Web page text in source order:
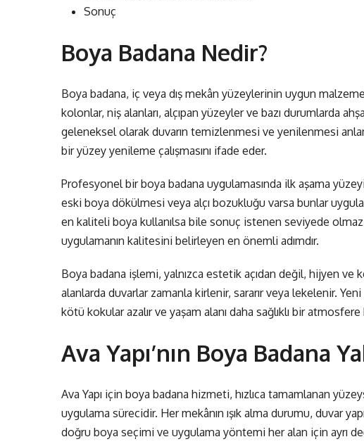
Sonuç
Boya Badana Nedir?
Boya badana, iç veya dış mekân yüzeylerinin uygun
kolonlar, niş alanları, alçıpan yüzeyler ve bazı durumlarda
geleneksel olarak duvarın temizlenmesi ve yenilenmesi
bir yüzey yenileme çalışmasını ifade eder.
Profesyonel bir boya badana uygulamasında ilk aşama
eski boya dökülmesi veya alçı bozukluğu varsa bunlar
en kaliteli boya kullanılsa bile sonuç istenen seviyede
uygulamanın kalitesini belirleyen en önemli adımdır.
Boya badana işlemi, yalnızca estetik açıdan değil, hijyen ve
alanlarda duvarlar zamanla kirlenir, sararır veya lekelenir.
kötü kokular azalır ve yaşam alanı daha sağlıklı bir atmosfere
Ava Yapı’nın Boya Badana
Ava Yapı için boya badana hizmeti, hızlıca tamamlanan
uygulama sürecidir. Her mekânın ışık alma durumu, duvar
doğru boya seçimi ve uygulama yöntemi her alan için ayrı